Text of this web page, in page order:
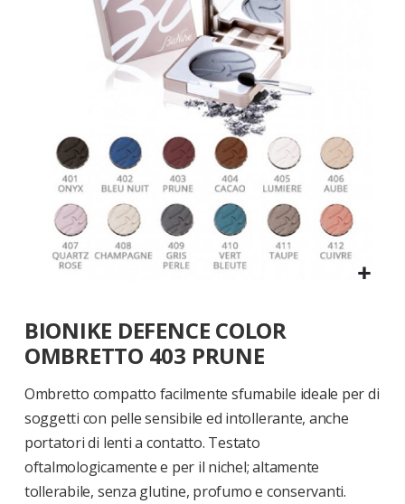
all'inizio
della
galleria
di
immagini
BIONIKE DEFENCE COLOR
OMBRETTO 403 PRUNE
Ombretto compatto facilmente sfumabile ideale per di
soggetti con pelle sensibile ed intollerante, anche
portatori di lenti a contatto. Testato
oftalmologicamente e per il nichel; altamente
tollerabile, senza glutine, profumo e conservanti.